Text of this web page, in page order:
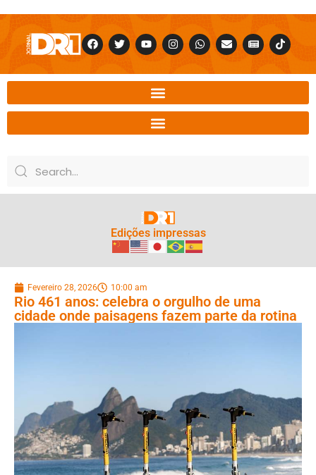
Edições impressas
Fevereiro 28, 2026 10:00 am
Rio 461 anos: celebra o orgulho de uma
cidade onde paisagens fazem parte da rotina